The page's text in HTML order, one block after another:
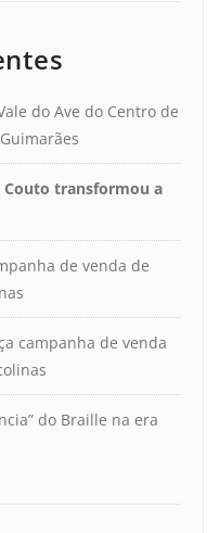
do Ave do Centro de
Couto transformou a
de venda de
campanha de venda
do Braille na era